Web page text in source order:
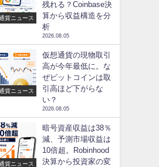
貨ニュース
残れる？Coinbase決
算から収益構造を分
析
2026.08.05
貨ニュース
仮想通貨の現物取引
高が今年最低に。な
ぜビットコインは取
引高ほど下がらな
い？
2026.08.05
貨ニュース
暗号資産収益は38％
減、予測市場収益は
10倍超。Robinhood
決算から投資家の変